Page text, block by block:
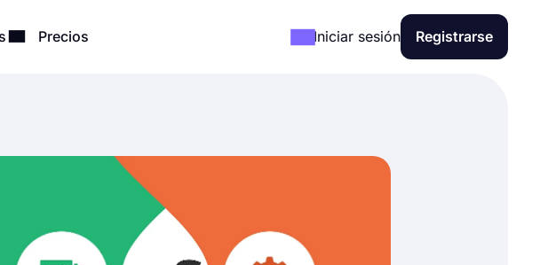
Precios Iniciar sesión Registrarse